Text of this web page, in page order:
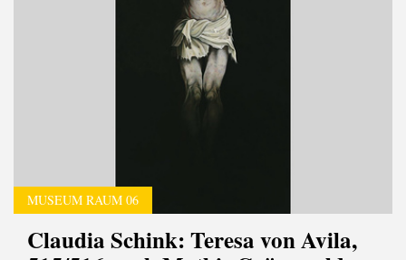
MUSEUM RAUM 06
Claudia Schink: Teresa von Avila,